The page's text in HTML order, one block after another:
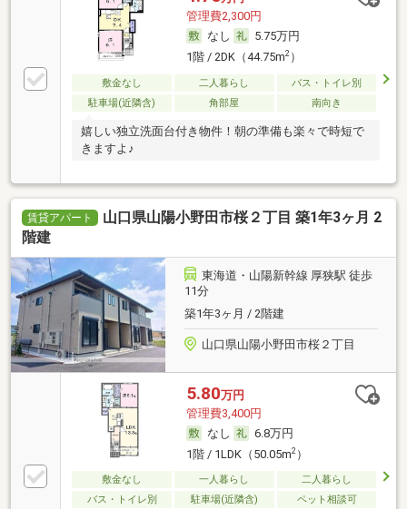
管理費2,300円
なし
5.75万円
1階 / 2DK（44.75m2）
敷金なし 二人暮らし
バス・トイレ別
駐車場(近隣含)
角部屋 南向き
嬉しい独立洗面台付き物件！朝の準備も楽々で時短で
きますよ♪
賃貸アパート
山口県山陽小野田市桜２丁目 築1年3ヶ月 2
階建
東海道・山陽新幹線 厚狭駅 徒歩
11分
築1年3ヶ月 / 2階建
山口県山陽小野田市桜２丁目
5.80万円
管理費3,400円
なし
6.8万円
1階 / 1LDK（50.05m2）
敷金なし 一人暮らし
二人暮らし
バス・トイレ別
駐車場(近隣含) ペット相談可